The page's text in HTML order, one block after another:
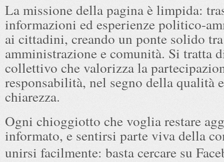
La missione della pagina è limpida:
informazioni ed esperienze politico-
ai cittadini, creando un ponte solido tra
amministrazione e comunità. Si tratta
collettivo che valorizza la
responsabilità, nel segno della qualità
chiarezza.
Ogni chioggiotto che voglia restare
informato, e sentirsi parte viva della
unirsi facilmente: basta cercare su